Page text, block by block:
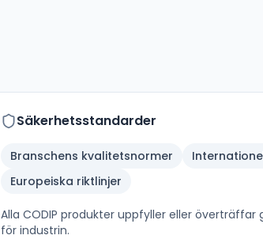
Säkerhetsstandarder
Branschens kvalitetsnormer
Europeiska riktlinjer
Alla CODIP produkter uppfyller eller överträffar
för industrin.